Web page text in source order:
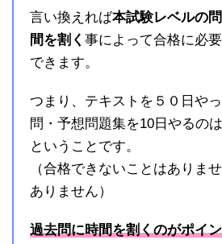
言い換えれば本試験レベルの
間を割く 事によって合格に必
できます。
つまり、テキストを５０日や
問・予想問題集を10日やるの
ということです。
（合格できないことはありま
ありません）
過去問に時間を割くのがポイ